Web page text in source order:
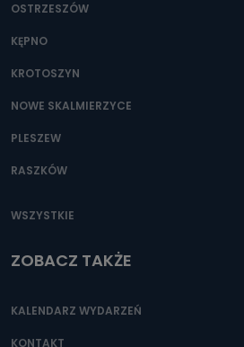
OSTRZESZÓW
KĘPNO
KROTOSZYN
NOWE SKALMIERZYCE
PLESZEW
RASZKÓW
WSZYSTKIE
ZOBACZ TAKŻE
KALENDARZ WYDARZEŃ
KONTAKT